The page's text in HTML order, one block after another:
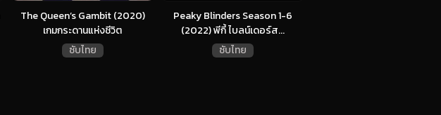
The Queen’s Gambit (2020)
เกมกระดานแห่งชีวิต
ซับไทย
Peaky Blinders Season 1-6
(2022) พีกี้ ไบลน์เดอร์ส...
ซับไทย